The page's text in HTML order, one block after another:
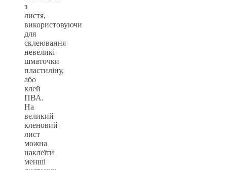
з
листя,
використовуючи
для
склеювання
невеликі
шматочки
пластиліну,
або
клей
ПВА.
На
великий
кленовий
лист
можна
наклеїти
менші